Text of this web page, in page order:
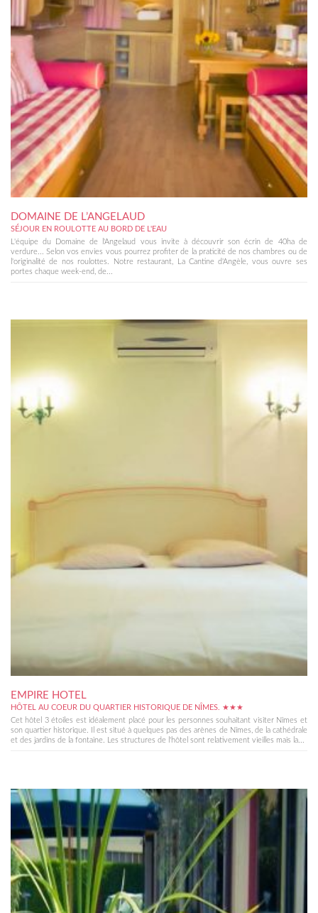
DOMAINE DE L’ANGELAUD
SÉJOUR EN ROULOTTE AU BORD DE L'EAU
L'équipe du Domaine de l'Angelaud vous invite à découvrir son écrin de 40ha de
verdure... Selon vos envies vous pourrez profiter de la praticité de nos chambres ou de
l'originalité de nos roulottes. Notre restaurant, La Cantine d'Angèle, vous ouvre ses
portes chaque week-end, de...
EMPIRE HOTEL
HÔTEL AU COEUR DU QUARTIER HISTORIQUE DE NÎMES. ★★★
Cet hôtel 3 étoiles est idéalement placé pour les personnes souhaitant visiter Nîmes et
son quartier historique. Il est situé à quelques pas des arènes de Nîmes, de la cathédrale
et des jardins de la fontaine. Les structures de l'hôtel sont relativement vieilles mais la...